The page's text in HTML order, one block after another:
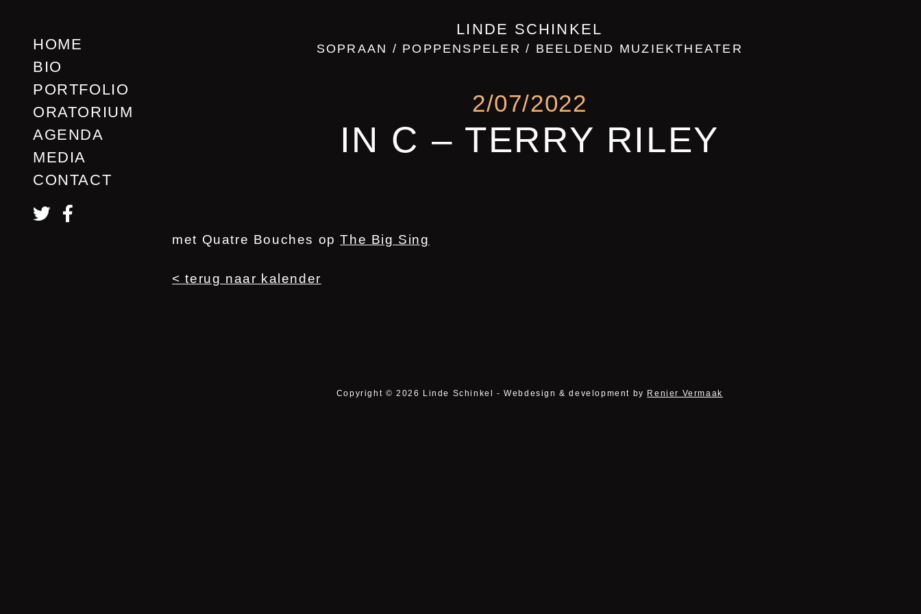
HOME
BIO
PORTFOLIO
ORATORIUM
AGENDA
MEDIA
CONTACT
LINDE SCHINKEL
SOPRAAN / POPPENSPELER / BEELDEND MUZIEKTHEATER
2/07/2022
IN C – TERRY RILEY
met Quatre Bouches opThe Big Sing
< terug naar kalender
Copyright © 2026 Linde Schinkel - Webdesign & development byRenier Vermaak